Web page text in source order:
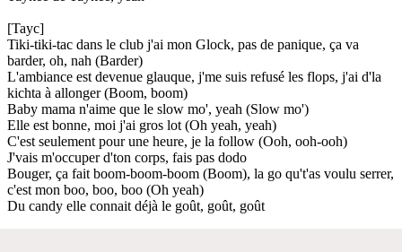
[Tayc]
Tiki-tiki-tac dans le club j'ai mon Glock, pas de panique, ça va
barder, oh, nah (Barder)
L'ambiance est devenue glauque, j'mе suis refusé les flops, j'ai d'la
kichta à allonger (Boom, boom)
Baby mama n'aimе que le slow mo', yeah (Slow mo')
Elle est bonne, moi j'ai gros lot (Oh yeah, yeah)
C'est seulement pour une heure, je la follow (Ooh, ooh-ooh)
J'vais m'occuper d'ton corps, fais pas dodo
Bouger, ça fait boom-boom-boom (Boom), la go qu't'as voulu serrer,
c'est mon boo, boo, boo (Oh yeah)
Du candy elle connait déjà le goût, goût, goût